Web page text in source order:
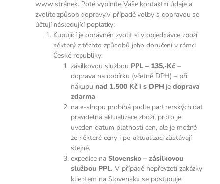
www stránek. Poté vyplníte Vaše kontaktní údaje a
zvolíte způsob dopravy.V případě volby s dopravou se
účtují následující poplatky:
Kupující je oprávněn zvolit si v objednávce zboží
některý z těchto způsobů jeho doručení v rámci
České republiky:
zásilkovou službou PPL – 135,-Kč –
doprava na dobírku (včetně DPH) – při
nákupu nad 1.500 Kč i s DPH je doprava
zdarma
na e-shopu probíhá podle partnerských dat
pravidelná aktualizace zboží, proto je
uveden datum platnosti cen, ale je možné
že některé ceny i po aktualizaci zůstávají
stejné.
expedice na Slovensko – zásilkovou
službou PPL. V případě nepřevzetí zakázky
klientem na Slovensku se postupuje